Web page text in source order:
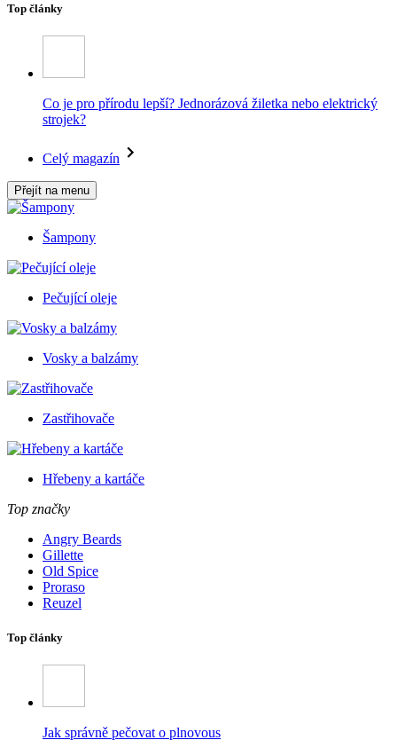
Top články
Co je pro přírodu lepší? Jednorázová žiletka nebo elektrický
strojek?
Celý magazín
Přejít na menu
Šampony
Pečující oleje
Vosky a balzámy
Zastřihovače
Hřebeny a kartáče
Top značky
Angry Beards
Gillette
Old Spice
Proraso
Reuzel
Top články
Jak správně pečovat o plnovous